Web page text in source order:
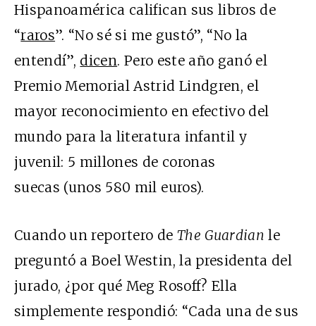
Hispanoamérica califican sus libros de
“raros”. “No sé si me gustó”, “No la
entendí”, dicen. Pero este año ganó el
Premio Memorial Astrid Lindgren, el
mayor reconocimiento en efectivo del
mundo para la literatura infantil y
juvenil: 5 millones de coronas
suecas (unos 580 mil euros).
Cuando un reportero de The Guardian le
preguntó a Boel Westin, la presidenta del
jurado, ¿por qué Meg Rosoff? Ella
simplemente respondió: “Cada una de sus